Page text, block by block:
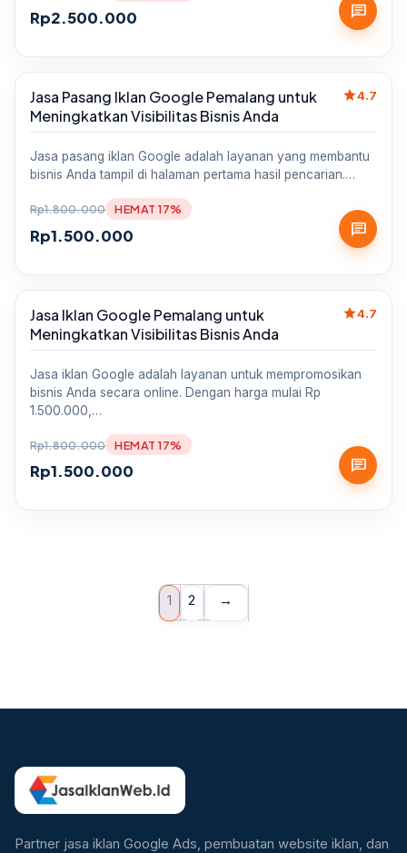
Rp2.500.000 chat
Sale
Jasa Pasang Iklan Google Pemalang untuk
Meningkatkan Visibilitas Bisnis Anda
star4.7
Jasa pasang iklan Google adalah layanan yang membantu
bisnis Anda tampil di halaman pertama hasil pencarian.…
Rp1.800.000
Rp1.500.000
HEMAT 17%
chat
Sale
Jasa Iklan Google Pemalang untuk
Meningkatkan Visibilitas Bisnis Anda
star4.7
Jasa iklan Google adalah layanan untuk mempromosikan
bisnis Anda secara online. Dengan harga mulai Rp
1.500.000,…
Rp1.800.000
Rp1.500.000
HEMAT 17%
chat
1 2 →
Partner jasa iklan Google Ads, pembuatan website iklan, dan